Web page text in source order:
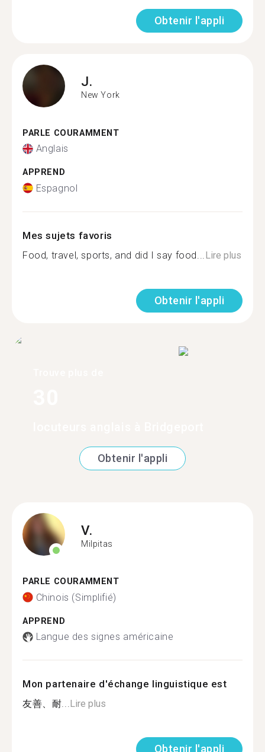
Obtenir l'appli
J.
New York
PARLE COURAMMENT
Anglais
APPREND
Espagnol
Mes sujets favoris
Food, travel, sports, and did I say food... Lire plus
Obtenir l'appli
Obtenir l'appli
V.
Milpitas
PARLE COURAMMENT
Chinois (Simplifié)
APPREND
Langue des signes américaine
Mon partenaire d'échange linguistique est
友善、耐...Lire plus
Obtenir l'appli